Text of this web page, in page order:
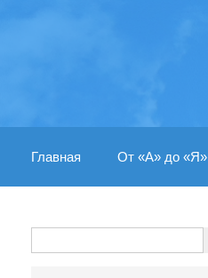
Главная От «А» до «Я»